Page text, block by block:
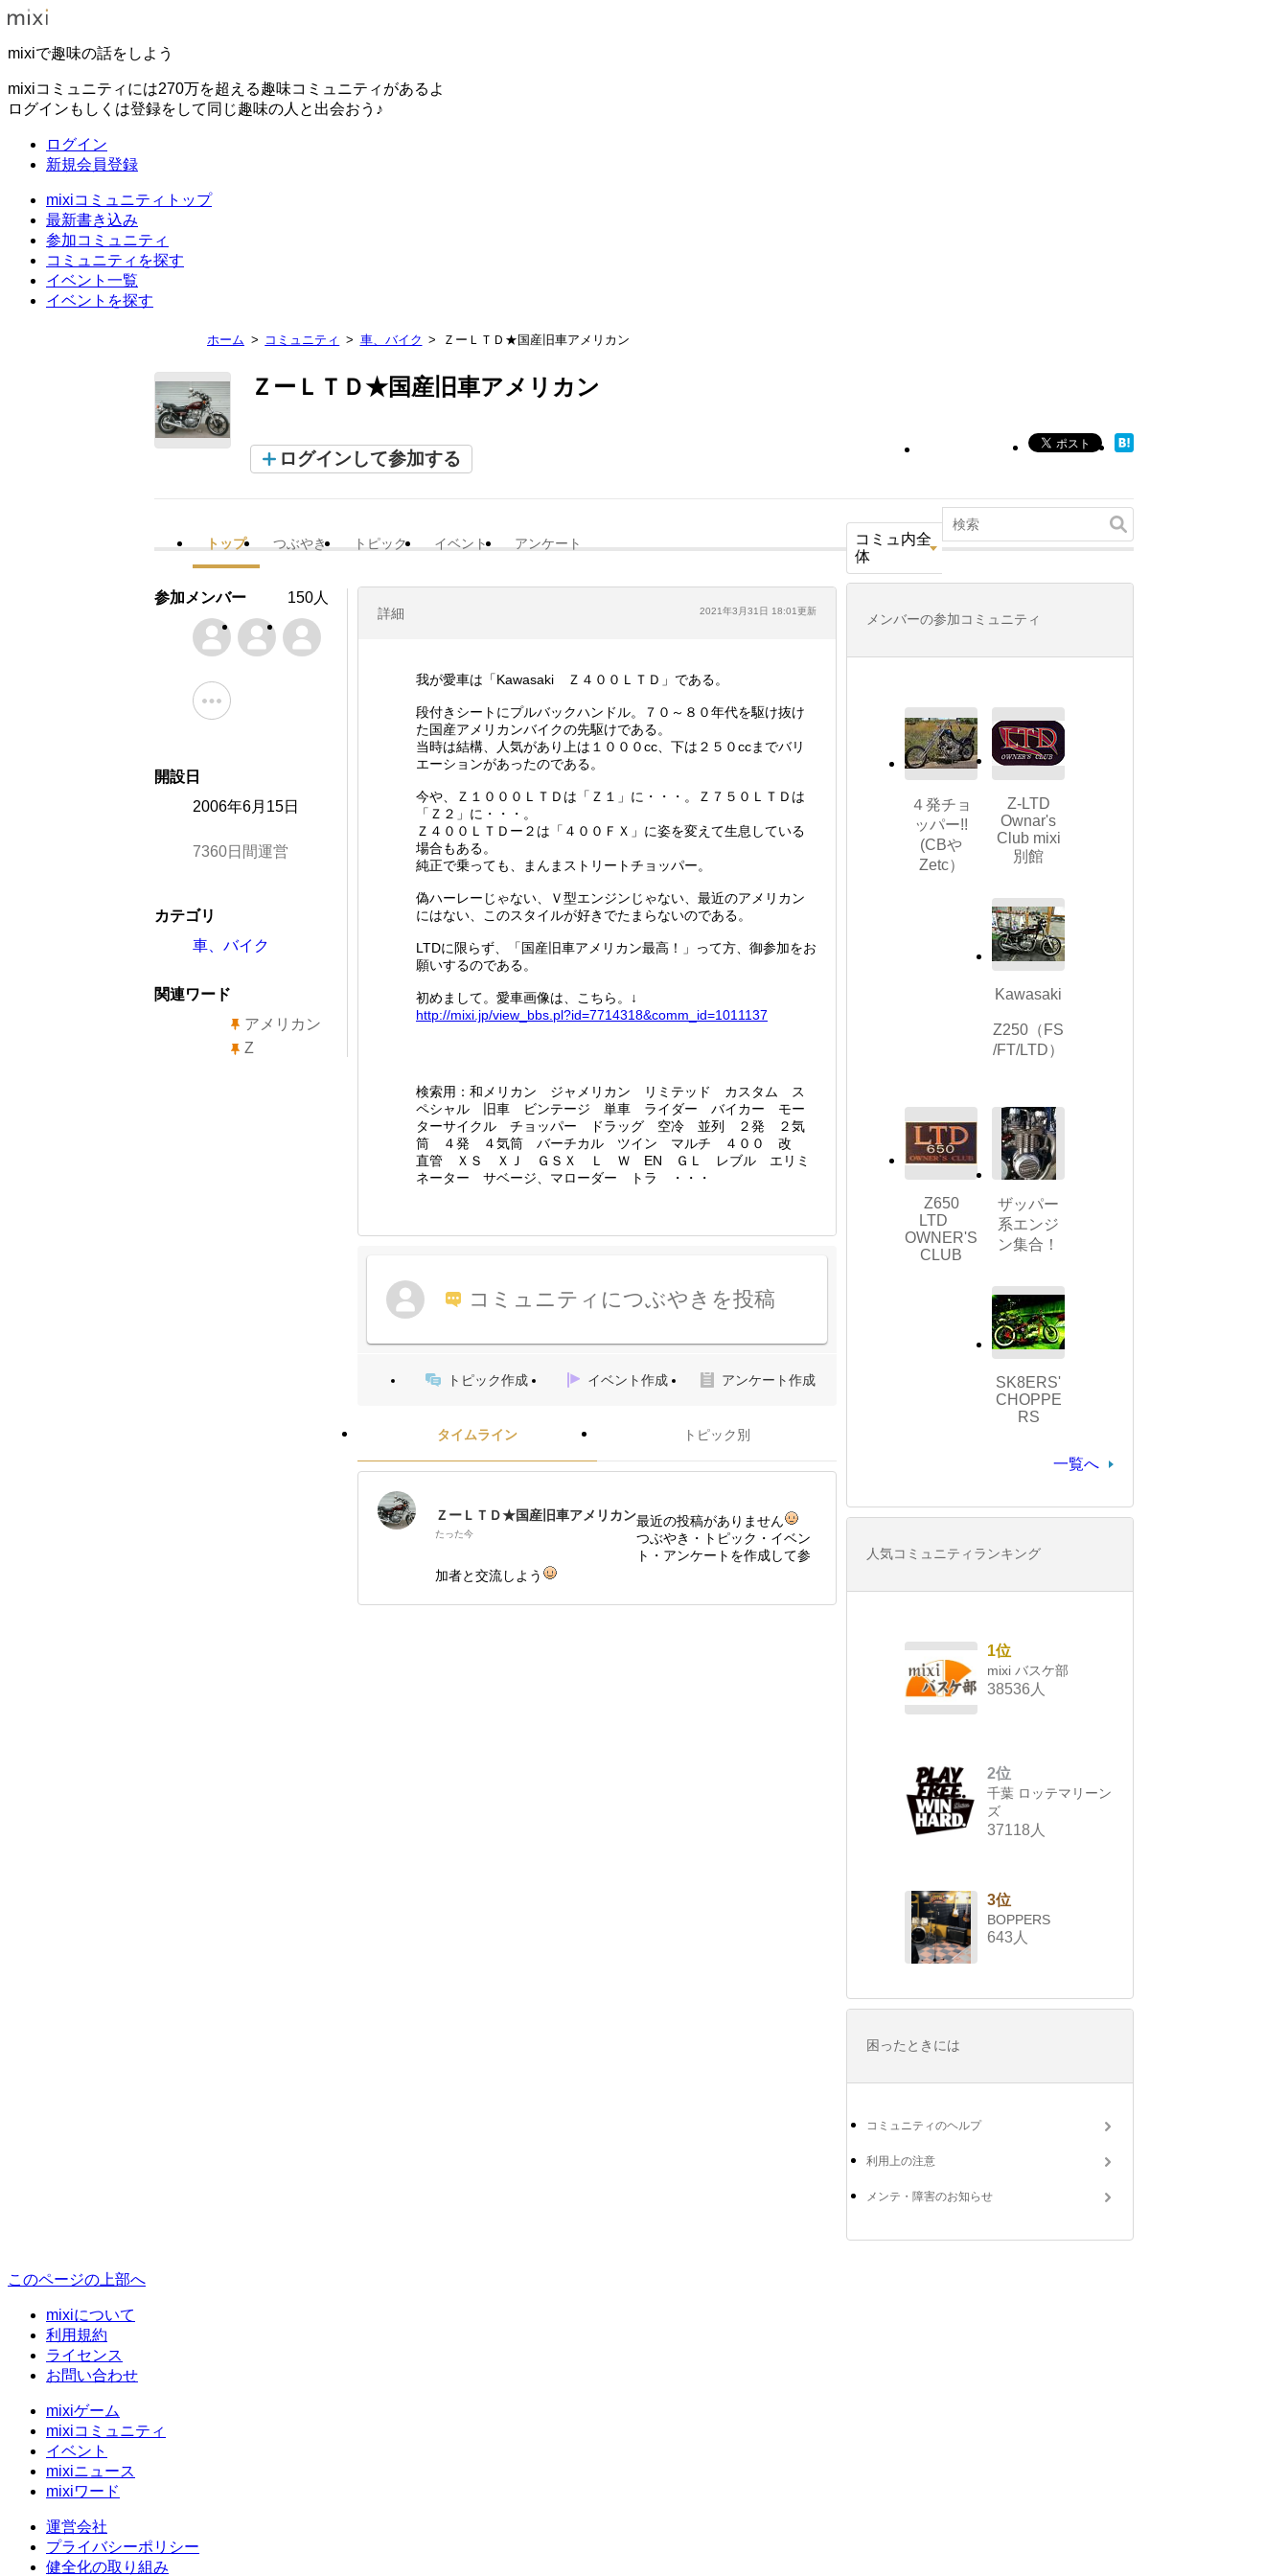
mixiで趣味の話をしよう
mixiコミュニティには270万を超える趣味コミュニティがあるよ
ログインもしくは登録をして同じ趣味の人と出会おう♪
ログイン
新規会員登録
mixiコミュニティトップ
最新書き込み
参加コミュニティ
コミュニティを探す
イベント一覧
イベントを探す
ホーム コミュニティ 車、バイク ＺーＬＴＤ★国産旧車アメリカン
ＺーＬＴＤ★国産旧車アメリカン
ログインして参加する
トップ つぶやき トピック イベント アンケート
コミュ内全
体
詳細 2021年3月31日 18:01更新
我が愛車は「Kawasaki Ｚ４００ＬＴＤ」である。
段付きシートにプルバックハンドル。７０～８０年代を駆け抜け
た国産アメリカンバイクの先駆けである。
当時は結構、人気があり上は１０００cc、下は２５０ccまでバリ
エーションがあったのである。
今や、Ｚ１０００ＬＴＤは「Ｚ１」に・・・。Ｚ７５０ＬＴＤは
「Ｚ２」に・・・。
Ｚ４００ＬＴＤー２は「４００ＦＸ」に姿を変えて生息している
場合もある。
純正で乗っても、まんまストリートチョッパー。
偽ハーレーじゃない、Ｖ型エンジンじゃない、最近のアメリカン
にはない、このスタイルが好きでたまらないのである。
LTDに限らず、「国産旧車アメリカン最高！」って方、御参加をお
願いするのである。
初めまして。愛車画像は、こちら。↓
http://mixi.jp/view_bbs.pl?id=7714318&comm _id=101 1137
検索用：和メリカン ジャメリカン リミテッド カスタム ス
ペシャル 旧車 ビンテージ 単車 ライダー バイカー モー
ターサイクル チョッパー ドラッグ 空冷 並列 ２発 ２気
筒 ４発 ４気筒 バーチカル ツイン マルチ ４００ 改
直管 ＸＳ ＸＪ ＧＳＸ Ｌ Ｗ EN ＧＬ レブル エリミ
ネーター サベージ、マローダー トラ ・・・
コミュニティにつぶやきを投稿
トピック作成 イベント作成 アンケート作成
タイムライン トピック別
ＺーＬＴＤ★国産旧車アメリカン
たった今
最近の投稿がありません
つぶやき・トピック・イベン
ト・アンケートを作成して参
加者と交流しよう
参加メンバー 150人
開設日
2006年6月15日
7360日間運営
カテゴリ
車、バイク
関連ワード
アメリカン
Z
メンバーの参加コミュニティ
４発チョ
ッパー!!
(CBや
Zetc）
Z-LTD
Ownar's
Club mixi
別館
Kawasaki
Z250（FS
/FT/LTD）
Z650
LTD
OWNER'S
CLUB
ザッパー
系エンジ
ン集合！
SK8ERS'
CHOPPE
RS
一覧へ
人気コミュニティランキング
1位
mixi バスケ部
38536人
2位
千葉 ロッテマリーン
ズ
37118人
3位
BOPPERS
643人
困ったときには
コミュニティのヘルプ
利用上の注意
メンテ・障害のお知らせ
このページの上部へ
mixiについて
利用規約
ライセンス
お問い合わせ
mixiゲーム
mixiコミュニティ
イベント
mixiニュース
mixiワード
運営会社
プライバシーポリシー
健全化の取り組み